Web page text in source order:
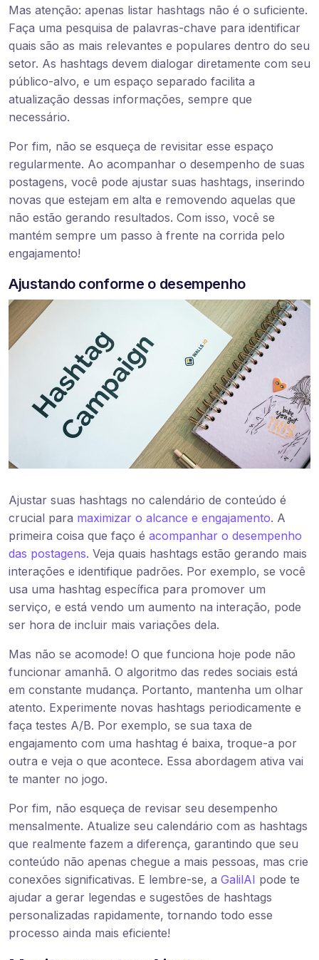
Mas atenção: apenas listar hashtags não é o suficiente.
Faça uma pesquisa de palavras-chave para identificar
quais são as mais relevantes e populares dentro do seu
setor. As hashtags devem dialogar diretamente com seu
público-alvo, e um espaço separado facilita a
atualização dessas informações, sempre que
necessário.
Por fim, não se esqueça de revisitar esse espaço
regularmente. Ao acompanhar o desempenho de suas
postagens, você pode ajustar suas hashtags, inserindo
novas que estejam em alta e removendo aquelas que
não estão gerando resultados. Com isso, você se
mantém sempre um passo à frente na corrida pelo
engajamento!
Ajustando conforme o desempenho
Ajustar suas hashtags no calendário de conteúdo é
crucial para maximizar o alcance e engajamento. A
primeira coisa que faço é acompanhar o desempenho
das postagens. Veja quais hashtags estão gerando mais
interações e identifique padrões. Por exemplo, se você
usa uma hashtag específica para promover um
serviço, e está vendo um aumento na interação, pode
ser hora de incluir mais variações dela.
Mas não se acomode! O que funciona hoje pode não
funcionar amanhã. O algoritmo das redes sociais está
em constante mudança. Portanto, mantenha um olhar
atento. Experimente novas hashtags periodicamente e
faça testes A/B. Por exemplo, se sua taxa de
engajamento com uma hashtag é baixa, troque-a por
outra e veja o que acontece. Essa abordagem ativa vai
te manter no jogo.
Por fim, não esqueça de revisar seu desempenho
mensalmente. Atualize seu calendário com as hashtags
que realmente fazem a diferença, garantindo que seu
conteúdo não apenas chegue a mais pessoas, mas crie
conexões significativas. E lembre-se, a GalilAI pode te
ajudar a gerar legendas e sugestões de hashtags
personalizadas rapidamente, tornando todo esse
processo ainda mais eficiente!